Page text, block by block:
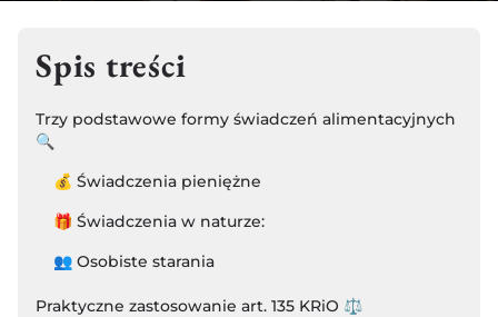
Spis treści
Trzy podstawowe formy świadczeń alimentacyjnych
🔍
💰 Świadczenia pieniężne
🎁 Świadczenia w naturze:
👥 Osobiste starania
Praktyczne zastosowanie art. 135 KRiO ⚖️